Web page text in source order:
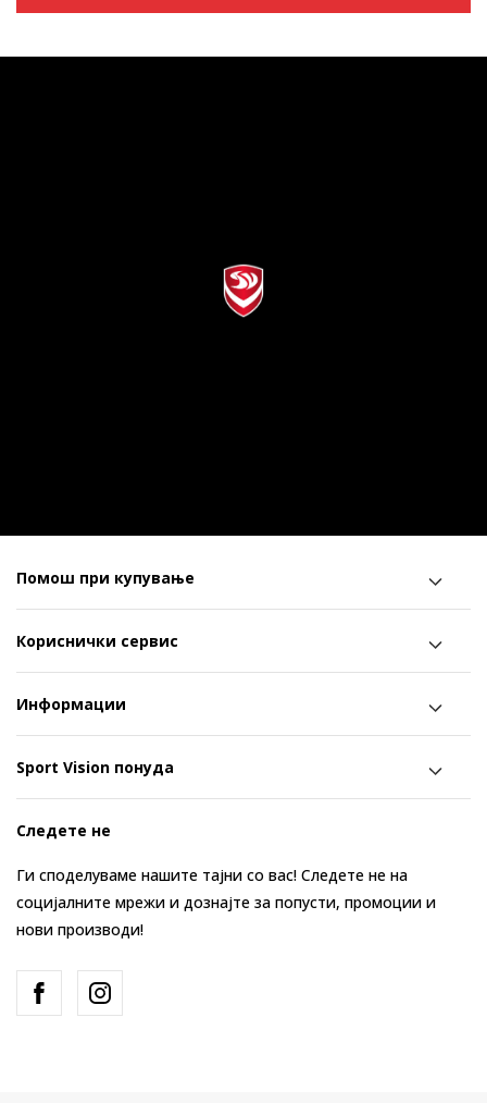
Помош при купување
Кориснички сервис
Информации
Sport Vision понуда
Следете не
Ги споделуваме нашите тајни со вас! Следете не на
социјалните мрежи и дознајте за попусти, промоции и
нови производи!